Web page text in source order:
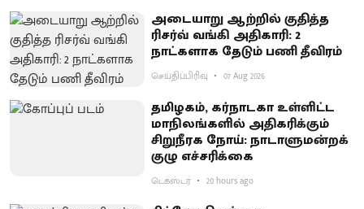
அடையாறு ஆற்றில் குதித்த
ரிசர்வ் வங்கி அதிகாரி: 2
நாட்களாக தேடும் பணி தீவிரம்
செய்திப்பிரிவு 07 Aug 2026
தமிழகம், கர்நாடகா உள்ளிட்ட
மாநிலங்களில் அதிகரிக்கும்
சிறுநீரக நோய்: நாடாளுமன்றக்
குழு எச்சரிக்கை
டெக்ஸ்டர் 20 hours ago